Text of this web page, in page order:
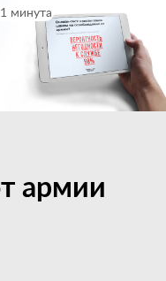
минута
армии